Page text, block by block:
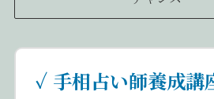
✓ 手相占い師養成講